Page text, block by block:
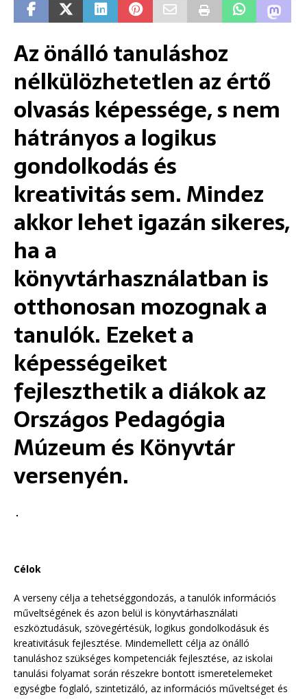
Az önálló tanuláshoz
nélkülözhetetlen az értő
olvasás képessége, s nem
hátrányos a logikus
gondolkodás és
kreativitás sem. Mindez
akkor lehet igazán sikeres,
ha a
könyvtárhasználatban is
otthonosan mozognak a
tanulók. Ezeket a
képességeiket
fejleszthetik a diákok az
Országos Pedagógia
Múzeum és Könyvtár
versenyén.
Célok
A verseny célja a tehetséggondozás, a tanulók információs
műveltségének és azon belül is könyvtárhasználati
eszköztudásuk, szövegértésük, logikus gondolkodásuk és
kreativitásuk fejlesztése. Mindemellett célja az önálló
tanuláshoz szükséges kompetenciák fejlesztése, az iskolai
tanulási folyamat során részekre bontott ismeretelemeket
egységbe foglaló, szintetizáló, az információs műveltséget és